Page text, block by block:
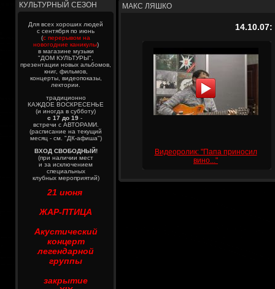
КУЛЬТУРНЫЙ СЕЗОН
Для всех хороших людей
с сентября по июнь
(с перерывом на
новогодние каникулы)
в магазине музыки
"ДОМ КУЛЬТУРЫ",
презентации новых альбомов,
книг, фильмов,
концерты, видеопоказы,
лектории.
традиционно
КАЖДОЕ ВОСКРЕСЕНЬЕ
(и иногда в субботу)
с 17 до 19 -
встречи с АВТОРАМИ.
(расписание на текущий
месяц - см. "ДК-афиша")
ВХОД СВОБОДНЫЙ!
(при наличии мест
и за исключением
специальных
клубных мероприятий)
21 июня
ЖАР-ПТИЦА
Акустический
концерт
легендарной
группы
закрытие
МАКС ЛЯШКО
Видеоролик: "Папа приносил
вино..."